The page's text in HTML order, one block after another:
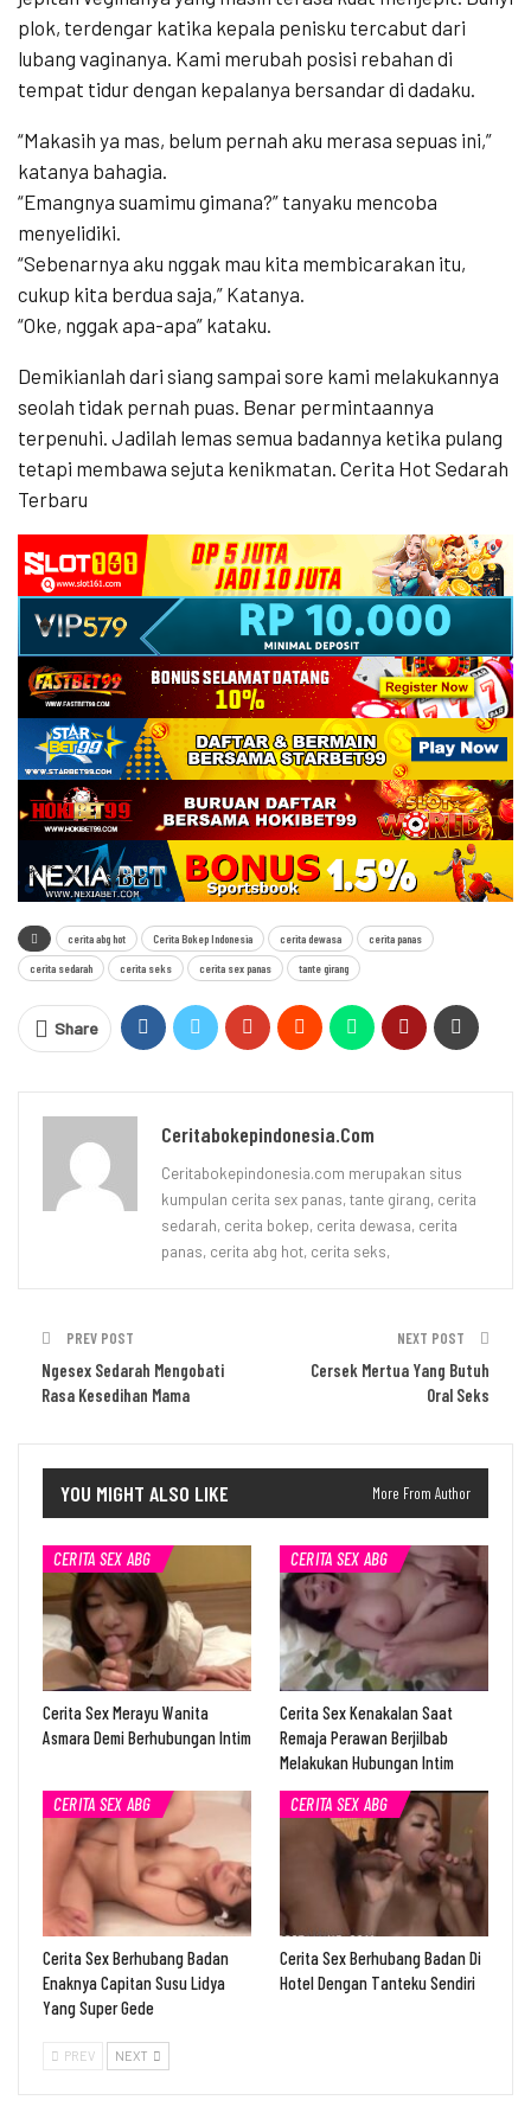
plok, terdengar katika kepala penisku tercabut dari
lubang vaginanya. Kami merubah posisi rebahan di
tempat tidur dengan kepalanya bersandar di dadaku.
“Makasih ya mas, belum pernah aku merasa sepuas ini,”
katanya bahagia.
“Emangnya suamimu gimana?” tanyaku mencoba
menyelidiki.
“Sebenarnya aku nggak mau kita membicarakan itu,
cukup kita berdua saja,” Katanya.
“Oke, nggak apa-apa” kataku.
Demikianlah dari siang sampai sore kami melakukannya
seolah tidak pernah puas. Benar permintaannya
terpenuhi. Jadilah lemas semua badannya ketika pulang
tetapi membawa sejuta kenikmatan. Cerita Hot Sedarah
Terbaru
cerita abg hot Cerita Bokep Indonesia cerita dewasa cerita panas
cerita sedarah cerita seks cerita sex panas tante girang
Share
Ceritabokepindonesia.com
Ceritabokepindonesia.com merupakan situs
kumpulan cerita sex panas, tante girang, cerita
sedarah, cerita bokep, cerita dewasa, cerita
panas, cerita abg hot, cerita seks,
PREV POST
Ngesex Sedarah Mengobati
Rasa Kesedihan Mama
NEXT POST
Cersek Mertua Yang Butuh
Oral Seks
YOU MIGHT ALSO LIKE More From Author
CERITA SEX ABG
Cerita Sex Merayu Wanita
Asmara Demi Berhubungan Intim
CERITA SEX ABG
Cerita Sex Kenakalan Saat
Remaja Perawan Berjilbab
Melakukan Hubungan Intim
CERITA SEX ABG
Cerita Sex Berhubang Badan
Enaknya Capitan Susu Lidya
Yang Super Gede
CERITA SEX ABG
Cerita Sex Berhubang Badan Di
Hotel Dengan Tanteku Sendiri
PREV NEXT